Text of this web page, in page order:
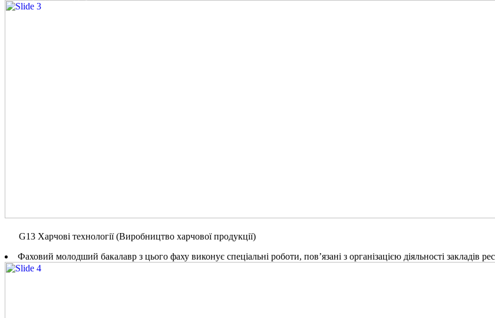
G13 Харчові технології (Виробництво харчової продукції)
Фаховий молодший бакалавр з цього фаху виконує спеціальні роботи, пов’язані з організацією діяльності закладів